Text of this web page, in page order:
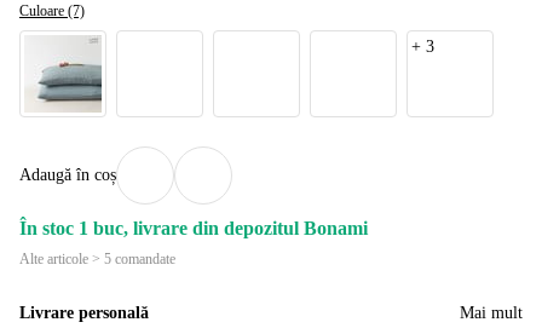
Culoare (7)
+ 3
Adaugă în coș
În stoc 1 buc, livrare din depozitul Bonami
Alte articole > 5 comandate
Livrare personală
Mai mult